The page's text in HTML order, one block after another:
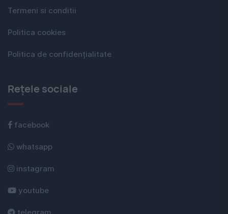
Termeni si conditii
Politica cookies
Politica de confidențialitate
Rețele sociale
facebook
whatsapp
instagram
youtube